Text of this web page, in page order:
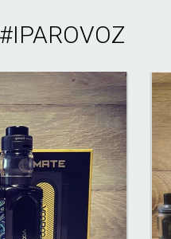
#IPAROVOZ